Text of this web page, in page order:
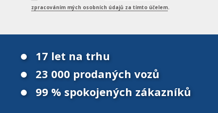
zpracováním mých osobních údajů za tímto účelem.
17 let na trhu
23 000 prodaných vozů
99 % spokojených zákazníků